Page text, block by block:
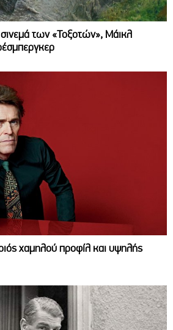
σινεμά των «Τοξοτών», Μάικλ
χαμηλού προφίλ και υψηλής